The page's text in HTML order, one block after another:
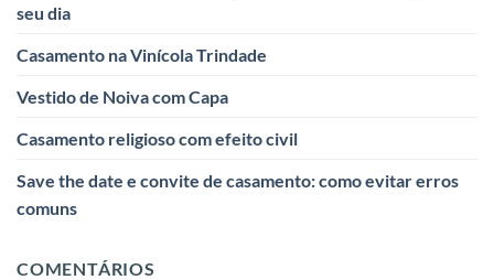
seu dia
Casamento na Vinícola Trindade
Vestido de Noiva com Capa
Casamento religioso com efeito civil
Save the date e convite de casamento: como evitar erros
comuns
COMENTÁRIOS